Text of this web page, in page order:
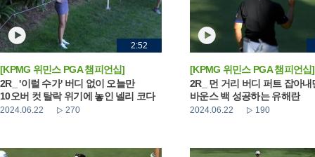
2:52
[KPMG 위민스 PGA 챔피언십]
2R_ '이럴 수가' 버디 없이 오늘만
10오버 컷 탈락 위기에 놓인 넬리 코다
2024.06.22 270
[KPMG 위민스 PGA 챔피언십]
2R_ 먼 거리 버디 퍼트 잡아내
바운스 백 성공하는 유해란
2024.06.22 190